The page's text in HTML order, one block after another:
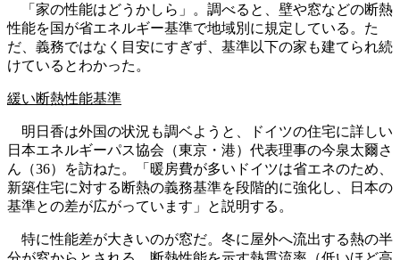
「家の性能はどうかしら」。調べると、壁や窓などの断熱
性能を国が省エネルギー基準で地域別に規定している。た
だ、義務ではなく目安にすぎず、基準以下の家も建てられ続
けているとわかった。
緩い断熱性能基準
明日香は外国の状況も調ベようと、ドイツの住宅に詳しい
日本エネルギーパス協会（東京・港）代表理事の今泉太爾さ
ん（36）を訪ねた。「暖房費が多いドイツは省エネのため、
新築住宅に対する断熱の義務基準を段階的に強化し、日本の
基準との差が広がっています」と説明する。
特に性能差が大きいのが窓だ。冬に屋外へ流出する熱の半